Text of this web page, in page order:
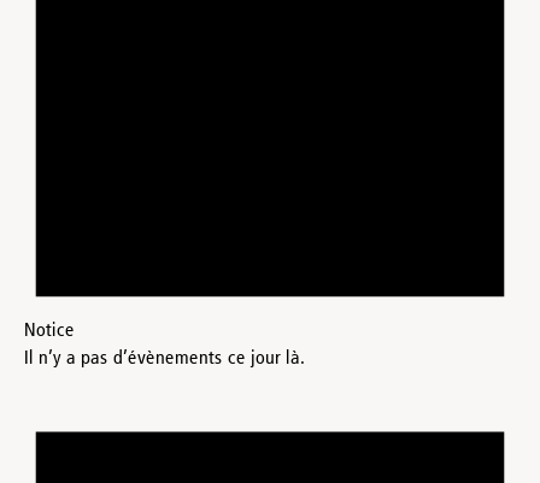
Notice
Il n’y a pas d’évènements ce jour là.